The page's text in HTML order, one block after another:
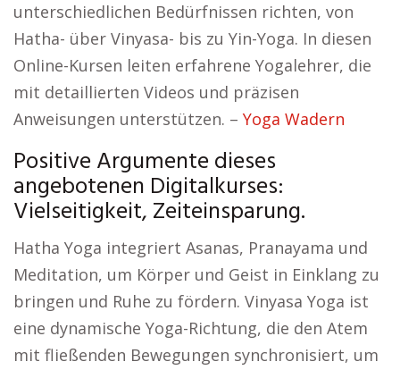
unterschiedlichen Bedürfnissen richten, von
Hatha- über Vinyasa- bis zu Yin-Yoga. In diesen
Online-Kursen leiten erfahrene Yogalehrer, die
mit detaillierten Videos und präzisen
Anweisungen unterstützen. – Yoga Wadern
Positive Argumente dieses
angebotenen Digitalkurses:
Vielseitigkeit, Zeiteinsparung.
Hatha Yoga integriert Asanas, Pranayama und
Meditation, um Körper und Geist in Einklang zu
bringen und Ruhe zu fördern. Vinyasa Yoga ist
eine dynamische Yoga-Richtung, die den Atem
mit fließenden Bewegungen synchronisiert, um